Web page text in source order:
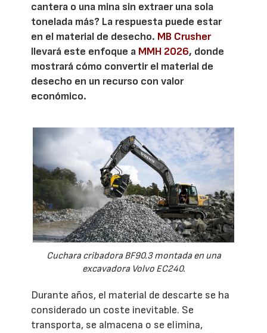
cantera o una mina sin extraer una sola
tonelada más? La respuesta puede estar
en el material de desecho. MB Crusher
llevará este enfoque a MMH 2026, donde
mostrará cómo convertir el material de
desecho en un recurso con valor
económico.
Cuchara cribadora BF90.3 montada en una
excavadora Volvo EC240.
Durante años, el material de descarte se ha
considerado un coste inevitable. Se
transporta, se almacena o se elimina,